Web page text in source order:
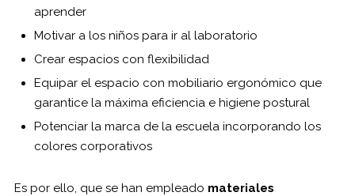
aprender
Motivar a los niños para ir al laboratorio
Crear espacios con flexibilidad
Equipar el espacio con mobiliario ergonómico que
garantice la máxima eficiencia e higiene postural
Potenciar la marca de la escuela incorporando los
colores corporativos
Es por ello, que se han empleado materiales